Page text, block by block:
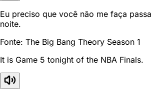
Eu preciso que você não me faça
noite.
Fonte: The Big Bang Theory Season 1
It is Game 5 tonight of the NBA Finals.